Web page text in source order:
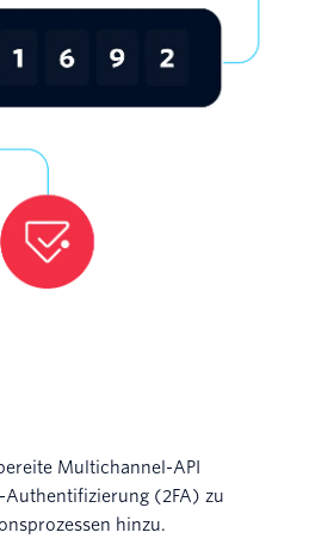
Multichannel-API
(2FA) zu
hinzu.